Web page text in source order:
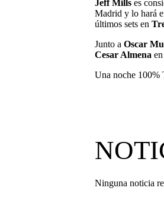
Jeff Mills es
Madrid y lo hará
últimos sets en
Junto a Oscar
Cesar Almena
Una noche 100%
Ninguna noticia